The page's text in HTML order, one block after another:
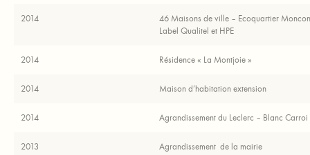
2014
46 Maisons de ville – Ecoquartier
Label Qualitel et HPE
2014 Résidence « La Montjoie »
2014 Maison d’habitation extension
2014 Agrandissement du Leclerc – Blanc Carroi
2013 Agrandissement de la mairie